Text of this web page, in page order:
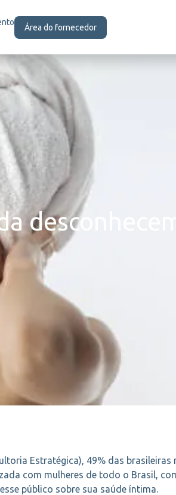
Área do fornecedor
desconhecem
Estratégica), 49% das brasileiras
com mulheres de todo o Brasil,
público sobre sua saúde íntima.